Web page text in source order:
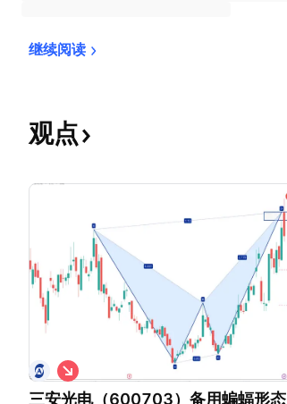
继续阅读
观点
三安光电（600703）备用蝙蝠形态
做
空